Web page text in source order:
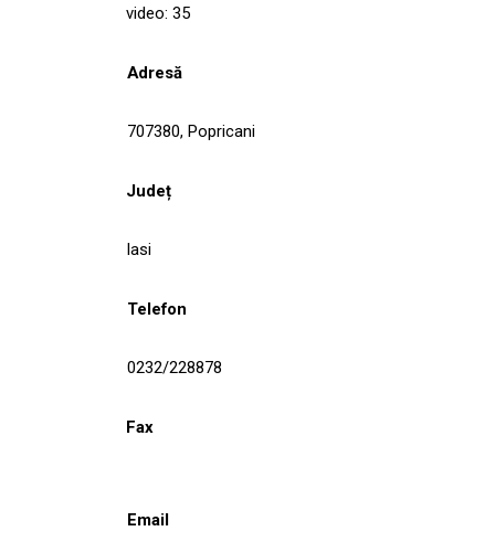
video: 35
Adresă
707380, Popricani
Județ
Iasi
Telefon
0232/228878
Fax
Email